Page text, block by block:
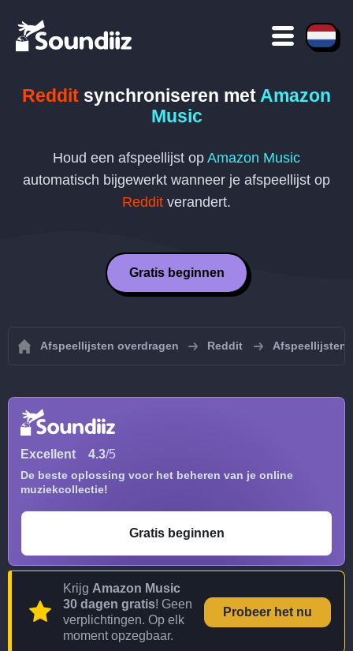
Reddit synchroniseren met Amazon
Music
Houd een afspeellijst op Amazon Music
automatisch bijgewerkt wanneer je afspeellijst op
Reddit verandert.
Gratis beginnen
Afspeellijsten overdragen Reddit Afspeellijsten
Excellent 4.3/5
De beste oplossing voor het beheren van je online
muziekcollectie!
Gratis beginnen
Krijg Amazon Music
30 dagen gratis! Geen
verplichtingen. Op elk
moment opzegbaar.
Probeer het nu